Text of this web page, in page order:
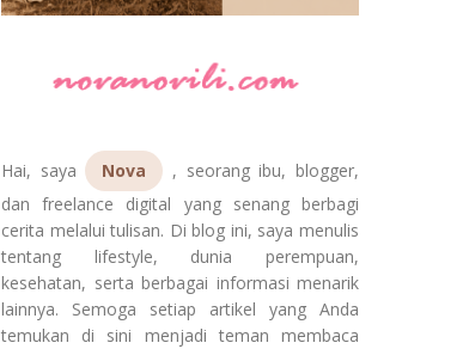
Hai, saya Nova
, seorang ibu, blogger,
dan freelance digital yang senang berbagi
cerita melalui tulisan. Di blog ini, saya menulis
tentang lifestyle, dunia perempuan,
kesehatan, serta berbagai informasi menarik
lainnya. Semoga setiap artikel yang Anda
temukan di sini menjadi teman membaca